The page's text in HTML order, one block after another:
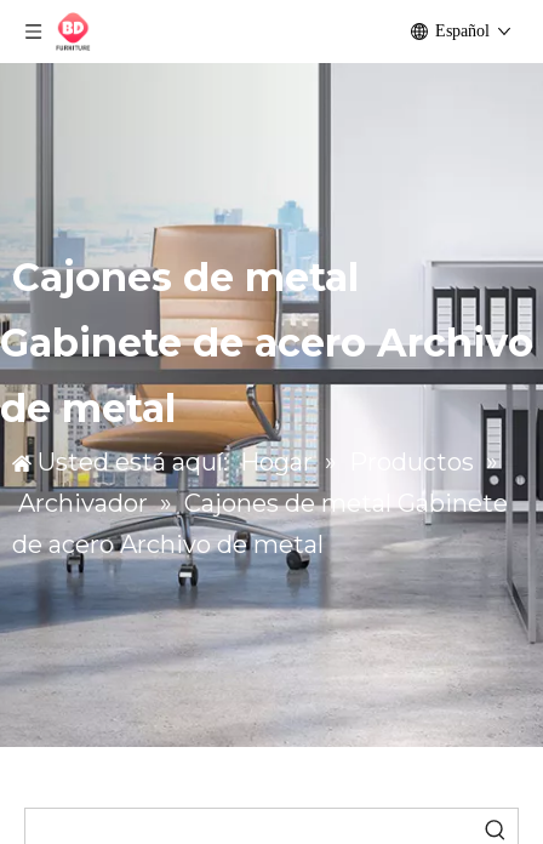
Español
Cajones de metal
Gabinete de acero Archivo
de metal
Usted está aquí: Hogar » Productos »
Archivador » Cajones de metal Gabinete
de acero Archivo de metal